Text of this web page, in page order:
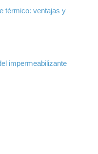
térmico: ventajas y
impermeabilizante